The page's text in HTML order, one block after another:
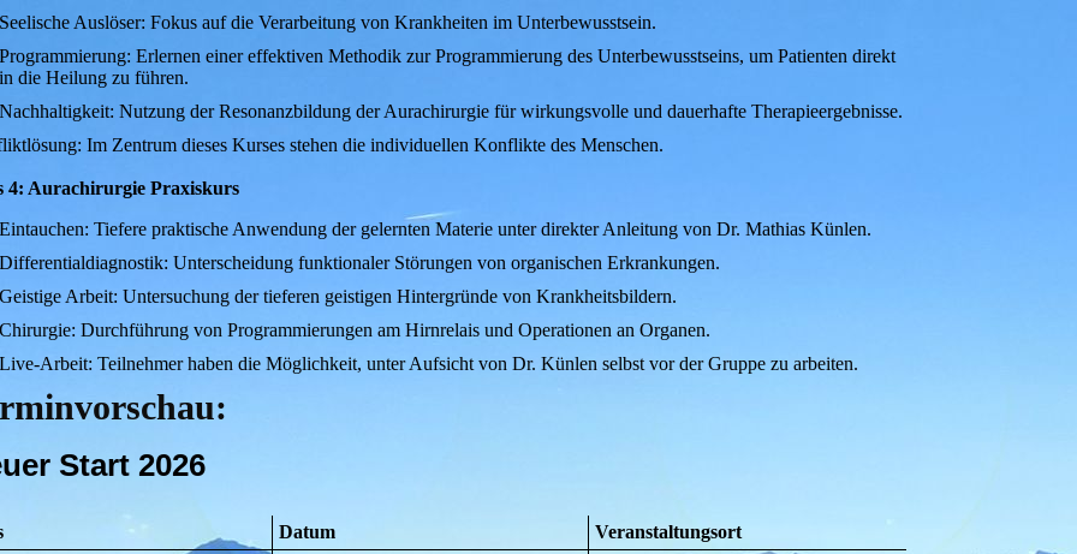
Seelische Auslöser: Fokus auf die Verarbeitung von Krankheiten im Unterbewusstsein.
Programmierung: Erlernen einer effektiven Methodik zur Programmierung des Unterbewusstseins, um Patienten direkt
in die Heilung zu führen.
Nachhaltigkeit: Nutzung der Resonanzbildung der Aurachirurgie für wirkungsvolle und dauerhafte Therapieergebnisse.
Im Zentrum dieses Kurses stehen die individuellen Konflikte des Menschen.
4: Aurachirurgie Praxiskurs
Eintauchen: Tiefere praktische Anwendung der gelernten Materie unter direkter Anleitung von Dr. Mathias Künlen.
Differentialdiagnostik: Unterscheidung funktionaler Störungen von organischen Erkrankungen.
Geistige Arbeit: Untersuchung der tieferen geistigen Hintergründe von Krankheitsbildern.
Chirurgie: Durchführung von Programmierungen am Hirnrelais und Operationen an Organen.
Live-Arbeit: Teilnehmer haben die Möglichkeit, unter Aufsicht von Dr. Künlen selbst vor der Gruppe zu arbeiten.
Start 2026
Datum
Veranstaltungsort